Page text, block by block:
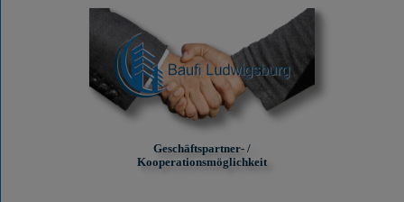
Geschäftspartner- /
Kooperationsmöglichkeit